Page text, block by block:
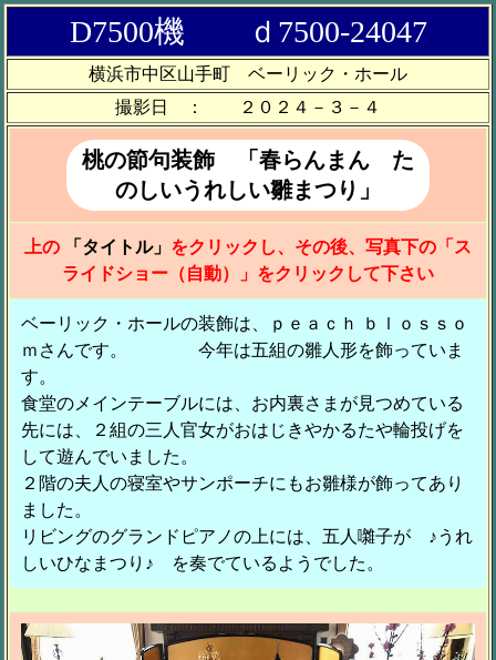
D7500機 ｄ7500-24047
横浜市中区山手町 ベーリック・ホール
撮影日 ： ２０２４－３－４
桃の節句装飾 「春らんまん た
のしいうれしい雛まつり」
上の 「タイトル」 をクリックし、その後、写真下の「ス
ライドショー（自動）」をクリックして下さい
ベーリック・ホールの装飾は、ｐｅａｃｈ ｂｌｏｓｓｏ
ｍさんです。 今年は五組の雛人形を飾っていま
す。
食堂のメインテーブルには、お内裏さまが見つめている
先には、２組の三人官女がおはじきやかるたや輪投げを
して遊んでいました。
２階の夫人の寝室やサンポーチにもお雛様が飾ってあり
ました。
リビングのグランドピアノの上には、五人囃子が ♪うれ
しいひなまつり♪ を奏でているようでした。